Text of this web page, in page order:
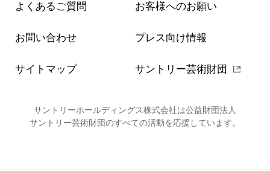
よくあるご質問 お客様へのお願い
お問い合わせ プレス向け情報
サイトマップ サントリー芸術財団
サントリーホールディングス株式会社は公益財団法人
サントリー芸術財団のすべての活動を応援しています。